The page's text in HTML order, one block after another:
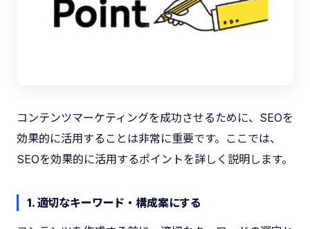
コンテンツマーケティングを成功させるために、SEOを
効果的に活用することは非常に重要です。ここでは、
SEOを効果的に活用するポイントを詳しく説明します。
1. 適切なキーワード・構成案にする